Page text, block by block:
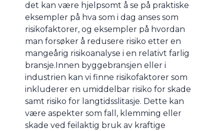
det kan være hjelpsomt å se på praktiske
eksempler på hva som i dag anses som
risikofaktorer, og eksempler på hvordan
man forsøker å redusere risiko etter en
mangeårig risikoanalyse i en relativt farlig
bransje.Innen byggebransjen eller i
industrien kan vi finne risikofaktorer som
inkluderer en umiddelbar risiko for skade
samt risiko for langtidsslitasje. Dette kan
være aspekter som fall, klemming eller
skade ved feilaktig bruk av kraftige